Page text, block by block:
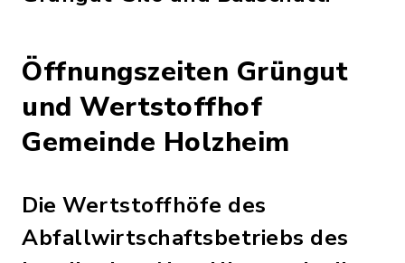
Öffnungszeiten Grüngut
und Wertstoffhof
Gemeinde Holzheim
Die Wertstoffhöfe des
Abfallwirtschaftsbetriebs des